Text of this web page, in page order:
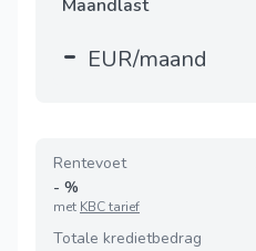
Maandlast
- EUR/maand
Rentevoet
- %
met KBC tarief
Totale kredietbedrag